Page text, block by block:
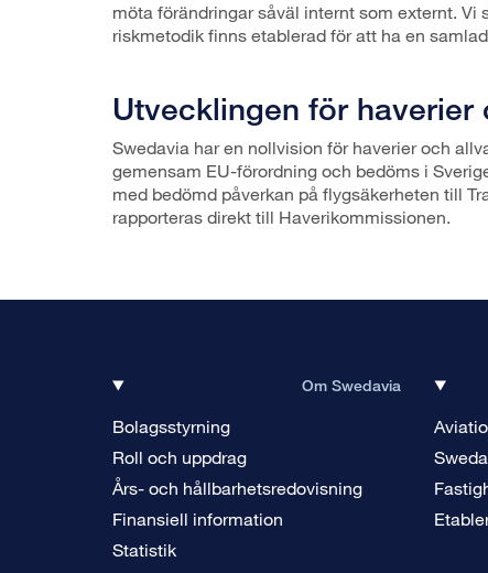
möta förändringar såväl internt som externt. Vi
riskmetodik finns etablerad för att ha en
Utvecklingen för
Swedavia har en nollvision för haverier och
gemensam EU-förordning och bedöms i
med bedömd påverkan på flygsäkerheten till
rapporteras direkt till Haverikommissionen.
Om Swedavia
Bolagsstyrning
Roll och uppdrag
Års- och hållbarhetsredovisning
Finansiell information
Statistik